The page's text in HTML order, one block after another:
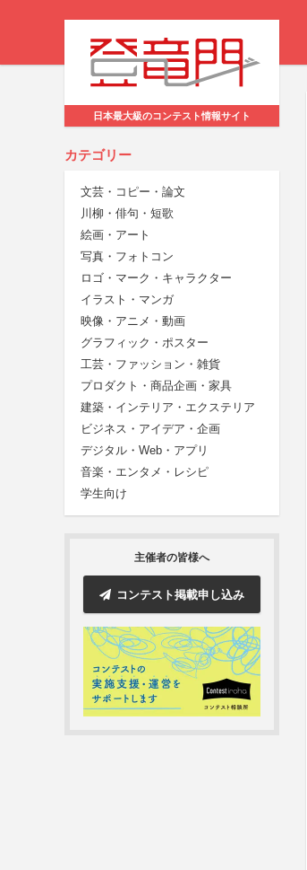
日本最大級のコンテスト情報サイト
カテゴリー
文芸・コピー・論文
川柳・俳句・短歌
絵画・アート
写真・フォトコン
ロゴ・マーク・キャラクター
イラスト・マンガ
映像・アニメ・動画
グラフィック・ポスター
工芸・ファッション・雑貨
プロダクト・商品企画・家具
建築・インテリア・エクステリア
ビジネス・アイデア・企画
デジタル・Web・アプリ
音楽・エンタメ・レシピ
学生向け
主催者の皆様へ
コンテスト掲載申し込み